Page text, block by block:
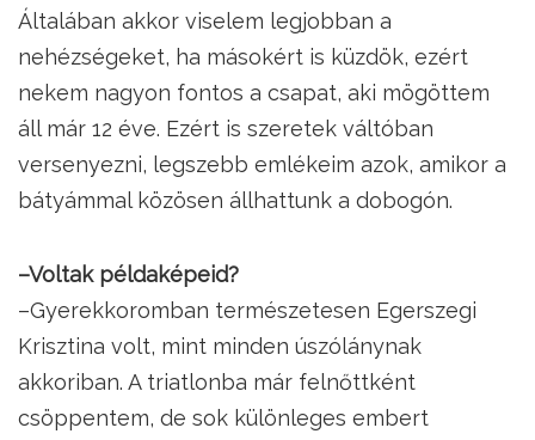
Általában akkor viselem legjobban a
nehézségeket, ha másokért is küzdök, ezért
nekem nagyon fontos a csapat, aki mögöttem
áll már 12 éve. Ezért is szeretek váltóban
versenyezni, legszebb emlékeim azok, amikor a
bátyámmal közösen állhattunk a dobogón.
–Voltak példaképeid?
–Gyerekkoromban természetesen Egerszegi
Krisztina volt, mint minden úszólánynak
akkoriban. A triatlonba már felnőttként
csöppentem, de sok különleges embert